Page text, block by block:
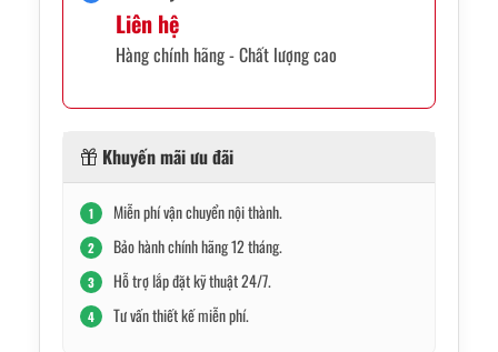
Liên hệ
Hàng chính hãng - Chất lượng cao
Khuyến mãi ưu đãi
1 Miễn phí vận chuyển nội thành.
2 Bảo hành chính hãng 12 tháng.
3 Hỗ trợ lắp đặt kỹ thuật 24/7.
4 Tư vấn thiết kế miễn phí.